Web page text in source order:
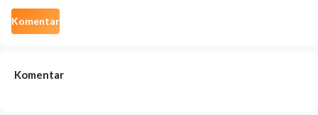
Komentar
Komentar